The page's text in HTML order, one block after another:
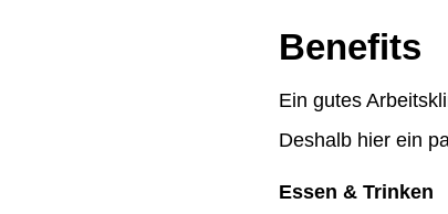
Benefits
Ein gutes
Deshalb hier ein
Essen & Trinken